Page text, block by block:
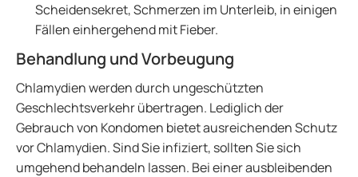
Scheidensekret, Schmerzen im Unterleib, in einigen
Fällen einhergehend mit Fieber.
Behandlung und Vorbeugung
Chlamydien werden durch ungeschützten
Geschlechtsverkehr übertragen. Lediglich der
Gebrauch von Kondomen bietet ausreichenden Schutz
vor Chlamydien. Sind Sie infiziert, sollten Sie sich
umgehend behandeln lassen. Bei einer ausbleibenden